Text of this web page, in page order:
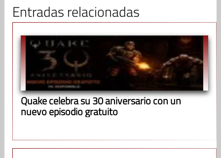
Entradas relacionadas
Quake celebra su 30 aniversario con un
nuevo episodio gratuito